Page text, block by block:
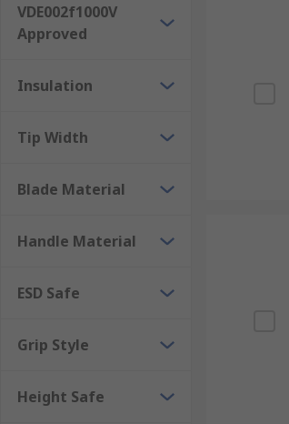
VDE002f1000V
Approved
Insulation
Tip Width
Blade Material
Handle Material
ESD Safe
Grip Style
Height Safe